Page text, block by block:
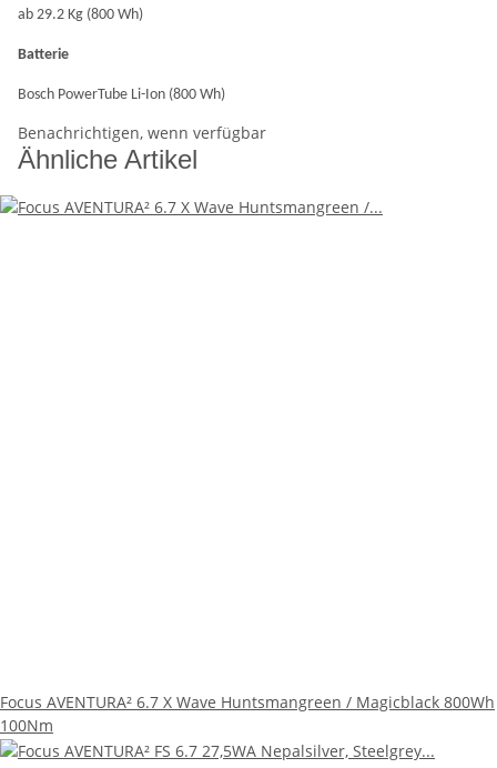
ab 29.2 Kg (800 Wh)
Batterie
Bosch PowerTube Li-Ion (800 Wh)
Benachrichtigen, wenn verfügbar
Ähnliche Artikel
Focus AVENTURA² 6.7 X Wave Huntsmangreen / Magicblack 800Wh
100Nm